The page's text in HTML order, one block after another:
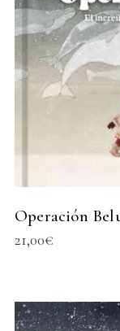
Operación
21,00€